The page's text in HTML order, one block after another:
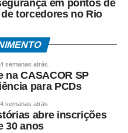
em pontos de
torcedores no Rio
4 semanas atrás
na CASACOR SP
para PCDs
4 semanas atrás
abre inscrições
30 anos